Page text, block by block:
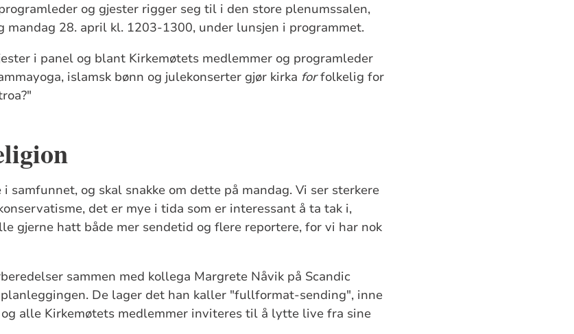
og gjester rigger seg til i den store plenumssalen,
mandag 28. april kl. 1203-1300, under lunsjen i programmet.
i panel og blant Kirkemøtets medlemmer og programleder
islamsk bønn og julekonserter gjør kirka forfolkelig for
samfunnet, og skal snakke om dette på mandag. Vi ser sterkere
det er mye i tida som er interessant å ta tak i,
gjerne hatt både mer sendetid og flere reportere, for vi har nok
sammen med kollega Margrete Nåvik på Scandic
De lager det han kaller "fullformat-sending", inne
alle Kirkemøtets medlemmer inviteres til å lytte live fra sine